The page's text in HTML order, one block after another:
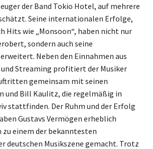
der Band Tokio Hotel, auf mehrere
Seine internationalen Erfolge,
Hits wie „Monsoon“, haben nicht nur
sondern auch seine
Neben den Einnahmen aus
Streaming profitiert der Musiker
gemeinsam mit seinen
und Bill Kaulitz, die regelmäßig in
stattfinden. Der Ruhm und der Erfolg
Gustavs Vermögen erheblich
einem der bekanntesten
deutschen Musikszene gemacht. Trotz